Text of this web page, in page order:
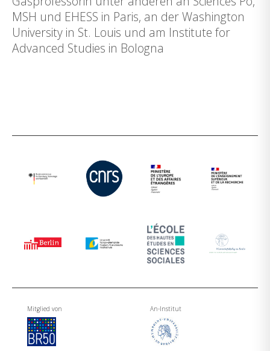
MSH und EHESS in Paris, an der Washington
University in St. Louis und am Institute for
Advanced Studies in Bologna
Mitglied von An-Institut